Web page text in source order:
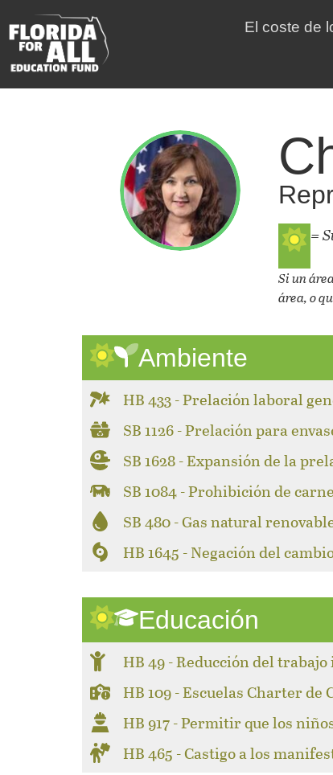
El coste de
=
Si un
área, o
Ambiente
HB 433 - Prelación laboral
SB 1126 - Prelación para
SB 1628 - Expansión de la
SB 1084 - Prohibición de
SB 480 - Gas natural
HB 1645 - Negación del
Educación
HB 49 - Reducción del
HB 109 - Escuelas Charter de
HB 917 - Permitir que los
HB 465 - Castigo a los